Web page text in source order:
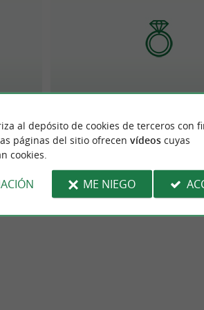
Daudin Pierre
al depósito de cookies de terceros con
páginas del sitio ofrecen vídeoscuyas
cookies.
ME NIEGO